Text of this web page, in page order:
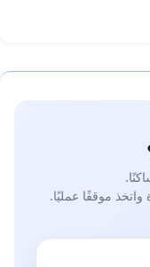
موقفًا عمليًا.